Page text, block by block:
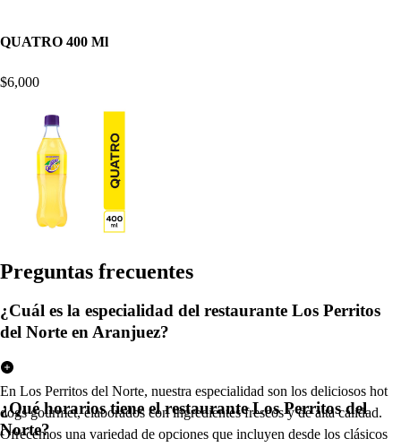
QUATRO 400 Ml
$6,000
Preguntas frecuentes
¿Cuál es la especialidad del restaurante Los Perritos
del Norte en Aranjuez?
En Los Perritos del Norte, nuestra especialidad son los deliciosos hot
dogs gourmet, elaborados con ingredientes frescos y de alta calidad.
Ofrecemos una variedad de opciones que incluyen desde los clásicos
¿Qué horarios tiene el restaurante Los Perritos del
Norte?